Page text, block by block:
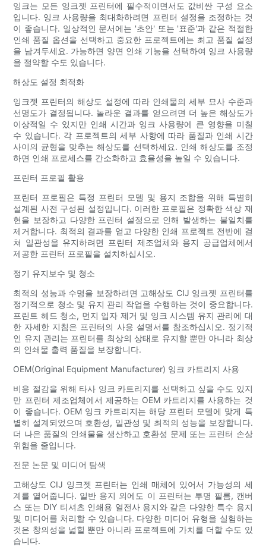
잉크는 모든 잉크젯 프린터에 필수적이면서도 값비싼 구성 요소
입니다. 잉크 사용량을 최대화하려면 프린터 설정을 조정하는 것
이 좋습니다. 일상적인 문서에는 '초안' 또는 '표준'과 같은 적절한
인쇄 품질 옵션을 선택하고 중요한 프로젝트에는 최고 품질 설정
을 남겨두세요. 가능하면 양면 인쇄 기능을 선택하여 잉크 사용량
을 절약할 수도 있습니다.
해상도 설정 최적화
잉크젯 프린터의 해상도 설정에 따라 인쇄물의 세부 묘사 수준과
선명도가 결정됩니다. 놀라운 결과를 얻으려면 더 높은 해상도가
이상적일 수 있지만 인쇄 시간과 잉크 사용량에 큰 영향을 미칠
수 있습니다. 각 프로젝트의 세부 사항에 따라 품질과 인쇄 시간
사이의 균형을 맞추는 해상도를 선택하세요. 인쇄 해상도를 조정
하면 인쇄 프로세스를 간소화하고 효율성을 높일 수 있습니다.
프린터 프로필 활용
프린터 프로필은 특정 프린터 모델 및 용지 조합을 위해 특별히
설계된 사전 구성된 설정입니다. 이러한 프로필은 정확한 색상 재
현을 보장하고 다양한 프린터 설정으로 인해 발생하는 불일치를
제거합니다. 최적의 결과를 얻고 다양한 인쇄 프로젝트 전반에 걸
쳐 일관성을 유지하려면 프린터 제조업체와 용지 공급업체에서
제공한 프린터 프로필을 설치하십시오.
정기 유지보수 및 청소
최적의 성능과 수명을 보장하려면 고해상도 CIJ 잉크젯 프린터를
정기적으로 청소 및 유지 관리 작업을 수행하는 것이 중요합니다.
프린트 헤드 청소, 먼지 입자 제거 및 잉크 시스템 유지 관리에 대
한 자세한 지침은 프린터의 사용 설명서를 참조하십시오. 정기적
인 유지 관리는 프린터를 최상의 상태로 유지할 뿐만 아니라 최상
의 인쇄물 출력 품질을 보장합니다.
OEM(Original Equipment Manufacturer) 잉크 카트리지 사용
비용 절감을 위해 타사 잉크 카트리지를 선택하고 싶을 수도 있지
만 프린터 제조업체에서 제공하는 OEM 카트리지를 사용하는 것
이 좋습니다. OEM 잉크 카트리지는 해당 프린터 모델에 맞게 특
별히 설계되었으며 호환성, 일관성 및 최적의 성능을 보장합니다.
더 나은 품질의 인쇄물을 생산하고 호환성 문제 또는 프린터 손상
위험을 줄입니다.
전문 논문 및 미디어 탐색
고해상도 CIJ 잉크젯 프린터는 인쇄 매체에 있어서 가능성의 세
계를 열어줍니다. 일반 용지 외에도 이 프린터는 투명 필름, 캔버
스 또는 DIY 티셔츠 인쇄용 열전사 용지와 같은 다양한 특수 용지
및 미디어를 처리할 수 있습니다. 다양한 미디어 유형을 실험하는
것은 창의성을 넓힐 뿐만 아니라 프로젝트에 가치를 더할 수도 있
습니다.